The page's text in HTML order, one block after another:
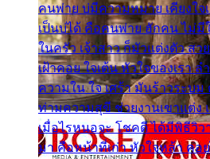
คนพ่าย บ่มีความหมาย เคียงใจเ
เป็นบ่ได้ คือคนพ่าย ฮักคน ไม่มี
ในครัว เจ้าสาว ก็มัวแต่งตัว สว
เฝ้าคอย ใจเต้น หัวใจของเรา
ความใน ใจ เศร้า มันร้าวระบ
ท่ามความสุขี ช่วยงานเขาแต่ง
เมื่อไรหนอจะ โชคดี ได้มีพิธีวิ
มา คือหน้าที่เก่า หัวใจหล้า คอ